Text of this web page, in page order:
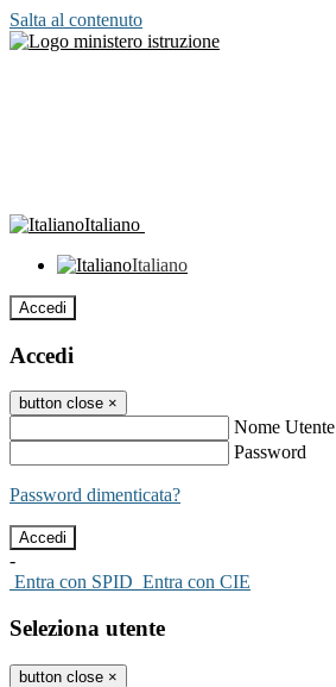
Salta al contenuto
Italiano
Italiano
Accedi
Accedi
button close ×
Nome Utente
Password
Password dimenticata?
-
Entra con SPID Entra con CIE
Seleziona utente
button close ×